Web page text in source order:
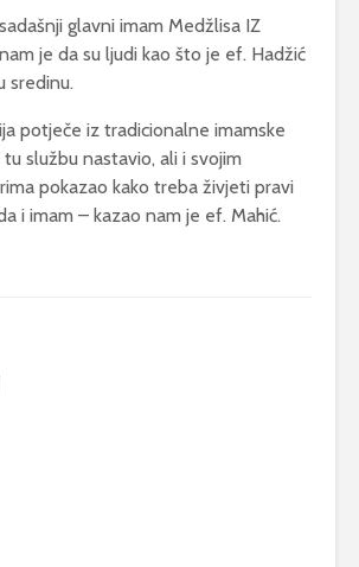
glavni imam Medžlisa IZ
je da su ljudi kao što je ef. Hadžić
sredinu.
potječe iz tradicionalne imamske
službu nastavio, ali i svojim
pokazao kako treba živjeti pravi
i imam – kazao nam je ef. Mahić.